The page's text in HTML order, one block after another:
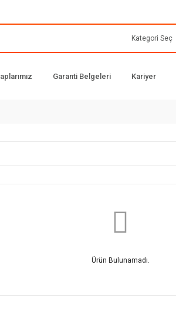
Garanti Belgeleri Kariyer
Ürün Bulunamadı.